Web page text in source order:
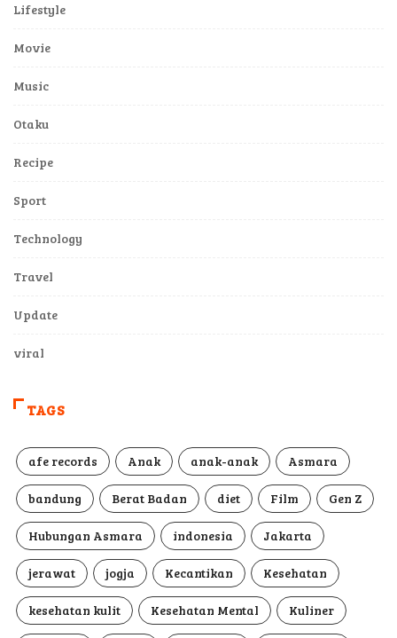
Lifestyle
Movie
Music
Otaku
Recipe
Sport
Technology
Travel
Update
viral
TAGS
afe records Anak anak-anak Asmara
bandung Berat Badan diet Film Gen Z
Hubungan Asmara indonesia Jakarta
jerawat jogja Kecantikan Kesehatan
kesehatan kulit Kesehatan Mental Kuliner